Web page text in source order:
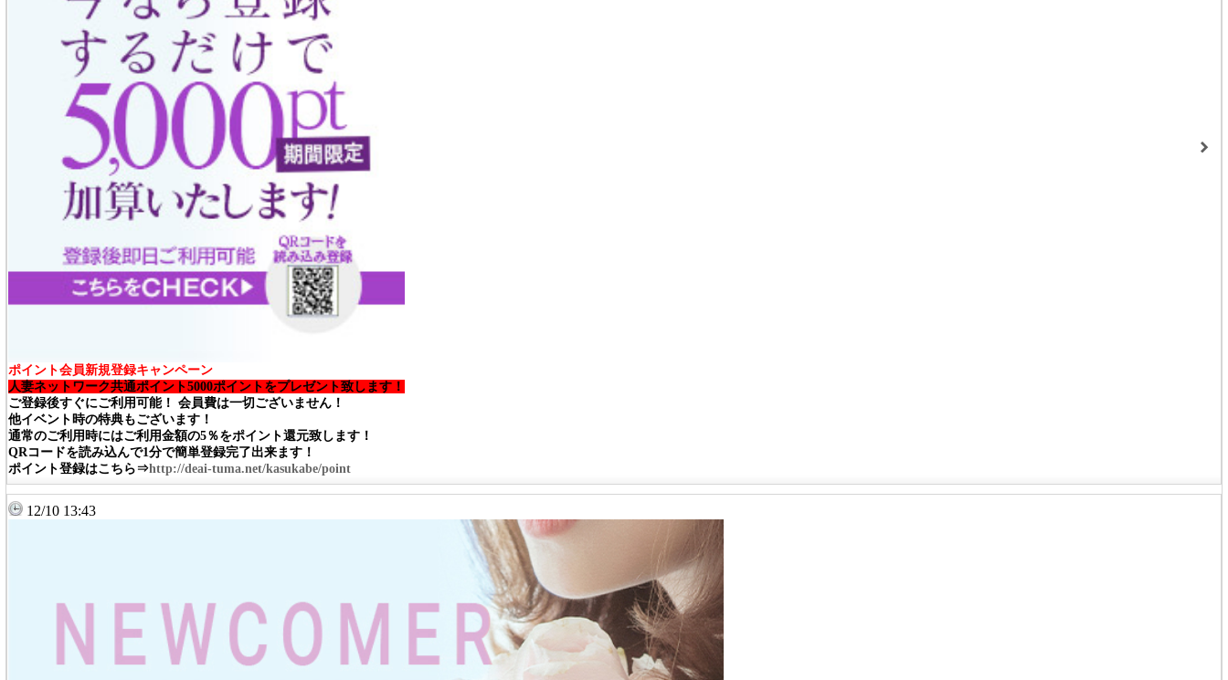
ポイント会員新規登録キャンペーン
人妻ネットワーク共通ポイント5000ポイントをプレゼント致します！
ご登録後すぐにご利用可能！ 会員費は一切ございません！
他イベント時の特典もございます！
通常のご利用時にはご利用金額の5％をポイント還元致します！
QRコードを読み込んで1分で簡単登録完了出来ます！
ポイント登録はこちら⇒http://deai-tuma.net/kasukabe/point
12/10 13:43